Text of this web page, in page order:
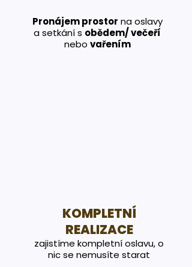
Pronájem prostor na oslavy
a setkání s obědem/ večeří
nebo vařením
KOMPLETNÍ
REALIZACE
zajistíme kompletní oslavu, o
nic se nemusíte starat